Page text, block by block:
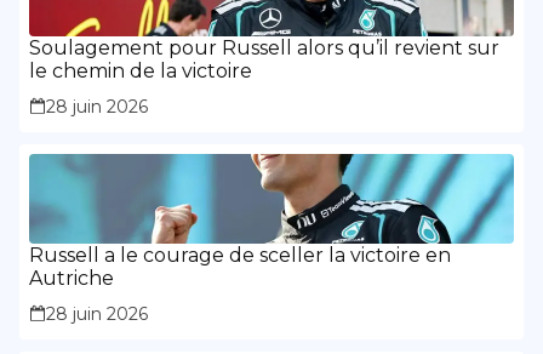
Soulagement pour Russell alors qu’il revient sur
le chemin de la victoire
28 juin 2026
Russell a le courage de sceller la victoire en
Autriche
28 juin 2026